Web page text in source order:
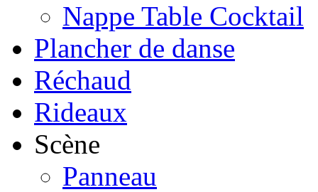
Nappe Table Cocktail
Plancher de danse
Réchaud
Rideaux
Scène
Panneau